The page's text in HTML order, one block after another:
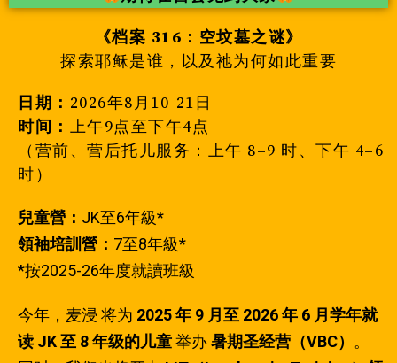
《档案 316：空坟墓之谜》
探索耶稣是谁，以及祂为何如此重要
日期： 2026年8月10-21日
时间： 上午9点至下午4点
（营前、营后托儿服务：上午 8–9 时、下午 4–6
时）
兒童營： JK至6年級*
領袖培訓營： 7至8年級*
*按2025-26年度就讀班級
今年，麦浸 将为 2025 年 9 月至 2026 年 6 月学年就
读 JK 至 8 年级的儿童举办暑期圣经营（VBC） 。